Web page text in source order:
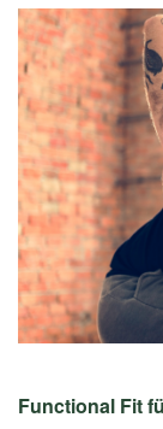
Functional Fit